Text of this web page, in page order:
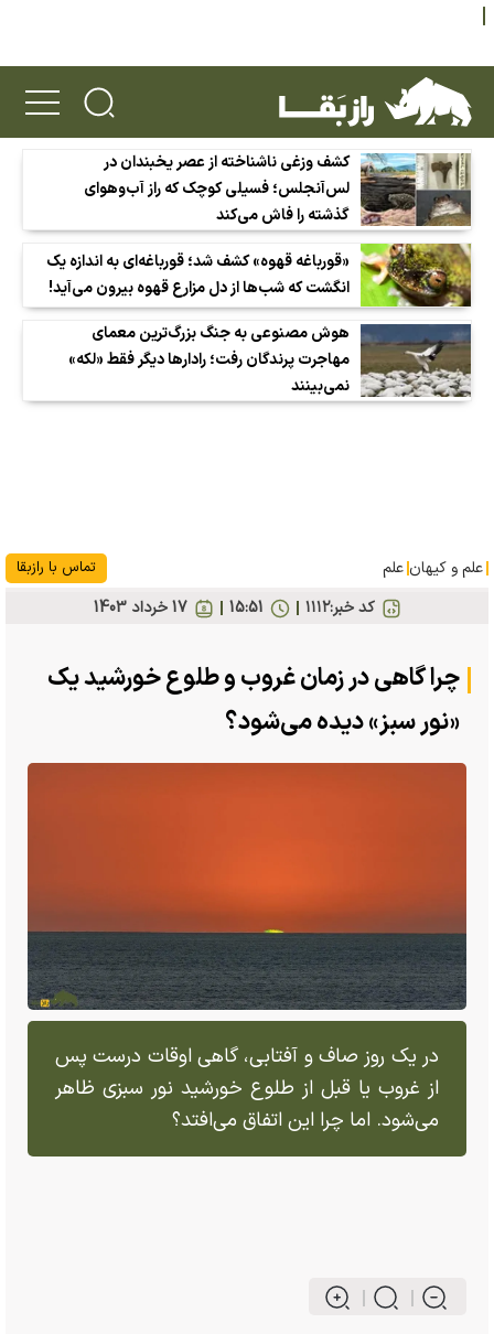
کشف وزغی ناشناخته از عصر یخبندان در
لس‌آنجلس؛ فسیلی کوچک که راز آب‌وهوای
گذشته را فاش می‌کند
«قورباغه قهوه» کشف شد؛ قورباغه‌ای به اندازه یک
انگشت که شب‌ها از دل مزارع قهوه بیرون می‌آید!
هوش مصنوعی به جنگ بزرگ‌ترین معمای
مهاجرت پرندگان رفت؛ رادارها دیگر فقط «لکه»
نمی‌بینند
علم و کیهان علم تماس با رازبقا
کد خبر:۱۱۱۲ 17 خرداد 1403 15:51
چرا گاهی در زمان غروب و طلوع خورشید یک
«نور سبز» دیده می‌شود؟
در یک روز صاف و آفتابی، گاهی اوقات درست پس
از غروب یا قبل از طلوع خورشید نور سبزی ظاهر
می‌شود. اما چرا این اتفاق می‌افتد؟